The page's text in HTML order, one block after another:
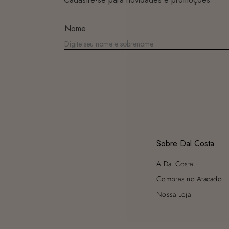
Nome
Sobre Dal Costa
A Dal Costa
Compras no Atacado
Nossa Loja